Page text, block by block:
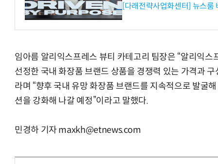
[다래전략사업화센터] 뉴스룸
임아름 알리익스프레스 뷰티 카테고리 팀장은 “알리익
선정한 국내 화장품 브랜드 상품을 경쟁력 있는 가격과
라며 “향후 국내 유망 화장품 브랜드를 지속적으로 발굴
션을 강화해 나갈 예정”이라고 말했다.
민경하 기자 maxkh@etnews.com